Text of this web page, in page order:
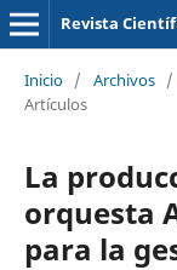
Revista
Inicio / Archivos /
Artículos
La
orquesta
para la